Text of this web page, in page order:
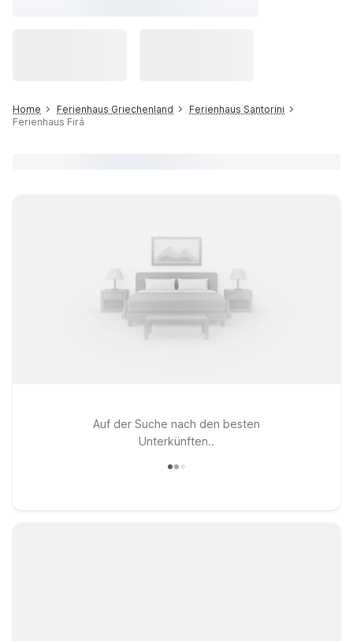
Home Ferienhaus Griechenland
Ferienhaus Santorini
Ferienhaus Firá
Auf der Suche nach den besten
Unterkünften..